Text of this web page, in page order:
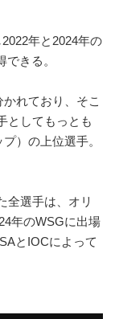
年と2024年の
きる。
れており、そこ
としてもっとも
）の上位選手。
全選手は、オリ
年のWSGに出場
とIOCによって